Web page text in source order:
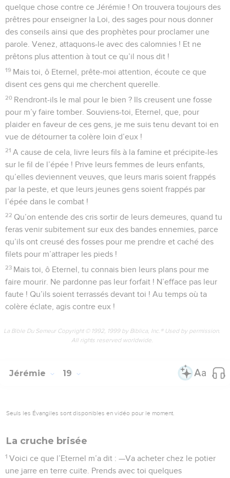
quelque chose contre ce Jérémie ! On trouvera toujours des
prêtres pour enseigner la Loi, des sages pour nous donner
des conseils ainsi que des prophètes pour proclamer une
parole. Venez, attaquons-le avec des calomnies ! Et ne
prêtons plus attention à tout ce qu’il nous dit !
19 Mais toi, ô Eternel, prête-moi attention, écoute ce que
disent ces gens qui me cherchent querelle.
20 Rendront-ils le mal pour le bien ? Ils creusent une fosse
pour m’y faire tomber. Souviens-toi, Eternel, que, pour
plaider en faveur de ces gens, je me suis tenu devant toi en
vue de détourner ta colère loin d’eux !
21 A cause de cela, livre leurs fils à la famine et précipite-les
sur le fil de l’épée ! Prive leurs femmes de leurs enfants,
qu’elles deviennent veuves, que leurs maris soient frappés
par la peste, et que leurs jeunes gens soient frappés par
l’épée dans le combat !
22 Qu’on entende des cris sortir de leurs demeures, quand tu
feras venir subitement sur eux des bandes ennemies, parce
qu’ils ont creusé des fosses pour me prendre et caché des
filets pour m’attraper les pieds !
23 Mais toi, ô Eternel, tu connais bien leurs plans pour me
faire mourir. Ne pardonne pas leur forfait ! N’efface pas leur
faute ! Qu’ils soient terrassés devant toi ! Au temps où ta
colère éclate, agis contre eux !
La Bible Du Semeur Copyright © 1992, 1999 by Biblica, Inc.® Used by permission.
All rights reserved worldwide.
Jérémie 19
Seuls les Évangiles sont disponibles en vidéo pour le moment.
La cruche brisée
1 Voici ce que l’Eternel m’a dit : —Va acheter chez le potier
une jarre en terre cuite. Prends avec toi quelques